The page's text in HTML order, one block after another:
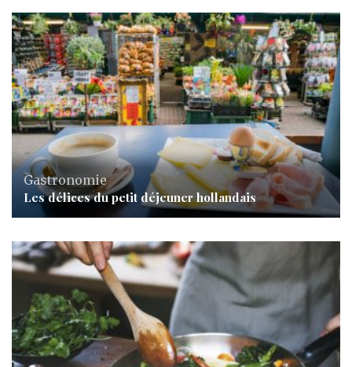
Gastronomie
Les délices du petit déjeuner hollandais